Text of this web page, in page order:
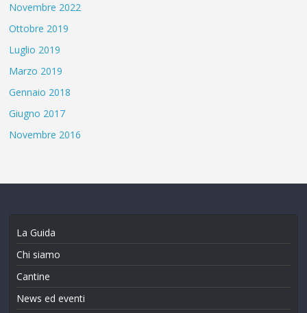
Novembre 2022
Ottobre 2019
Luglio 2019
Marzo 2019
Gennaio 2018
Giugno 2017
Novembre 2016
La Guida
Chi siamo
Cantine
News ed eventi